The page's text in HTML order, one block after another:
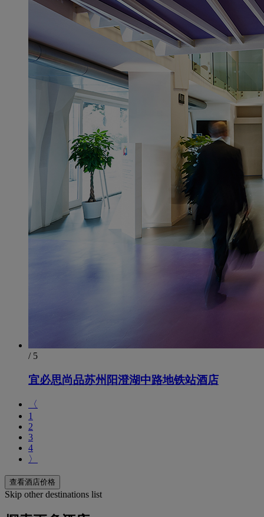
/ 5
宜必思尚品苏州阳澄湖中路地铁站酒店
〈
1
2
3
4
〉
查看酒店价格
Skip other destinations list